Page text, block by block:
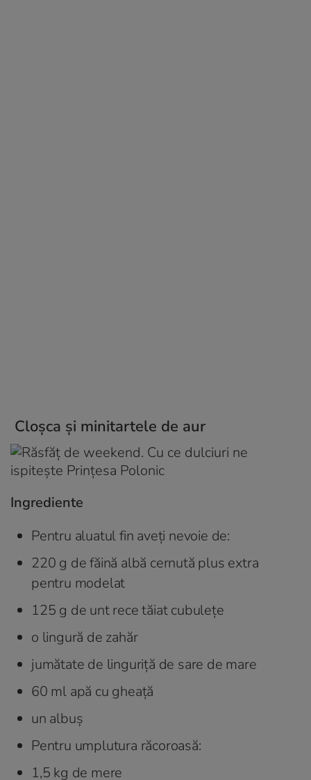
Cloşca şi minitartele de aur
Ingrediente
Pentru aluatul fin aveţi nevoie de:
220 g de făină albă cernută plus extra
pentru modelat
125 g de unt rece tăiat cubuleţe
o lingură de zahăr
jumătate de linguriţă de sare de mare
60 ml apă cu gheaţă
un albuş
Pentru umplutura răcoroasă:
1,5 kg de mere